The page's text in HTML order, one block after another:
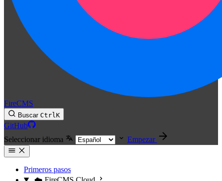
FireCMS
Buscar CtrlK
GitHub
Seleccionar idioma
Empezar
Primeros pasos